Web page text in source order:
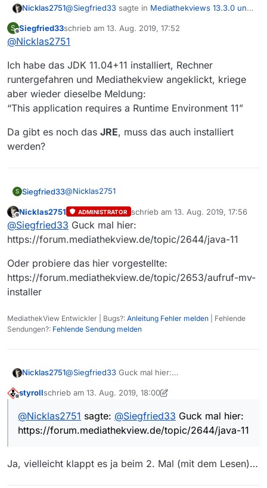
Nicklas2751@Siegfried33 sagte in Mediathekviews 13.3.0 und
deinstallieren? Oder kann ich das Java 11
nebenher draufspielen?
Ja deinstallieren
Und warum funktioniert das Version 8
Update 221 (Build 1.8.0_221-b11 nicht?
Zu alt
S
Offline
Siegfried33schrieb am 13. Aug. 2019, 17:52
zuletzt editiert von
@Nicklas2751
Ich habe das JDK 11.04+11 installiert, Rechner
runtergefahren und Mediathekview angeklickt, kriege
aber wieder dieselbe Meldung:
“This application requires a Runtime Environment 11”
Da gibt es noch das JRE, muss das auch installiert
werden?
S Siegfried33@Nicklas2751
Ich habe das JDK 11.04+11 installiert, Rechner
runtergefahren und Mediathekview angeklickt,
kriege aber wieder dieselbe Meldung:
“This application requires a Runtime Environment
11”
Da gibt es noch dasJRE, muss das auch installiert
Offline
Nicklas2751 ADMINISTRATOR schrieb am 13. Aug. 2019, 17:56
zuletzt editiert von
@Siegfried33 Guck mal hier:
https://forum.mediathekview.de/topic/2644/java-11
Oder probiere das hier vorgestellte:
https://forum.mediathekview.de/topic/2653/aufruf-mv-
installer
MediathekView Entwickler | Bugs?: Anleitung Fehler melden | Fehlende
Sendungen?: Fehlende Sendung melden
Nicklas2751@Siegfried33 Guck mal hier:
Oder probiere das hier vorgestellte:
-mv-installer
styrollschrieb am 13. Aug. 2019, 18:00
zuletzt editiert von styroll
@Nicklas2751 sagte: @Siegfried33 Guck mal hier:
https://forum.mediathekview.de/topic/2644/java-11
Ja, vielleicht klappt es ja beim 2. Mal (mit dem Lesen)…